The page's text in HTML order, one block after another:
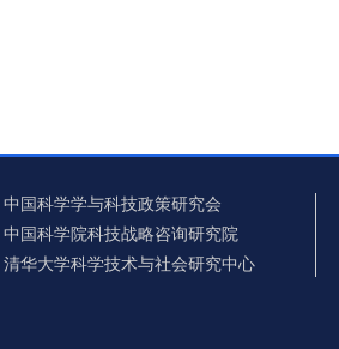
中国科学学与科技政策研究会
中国科学院科技战略咨询研究院
清华大学科学技术与社会研究中心